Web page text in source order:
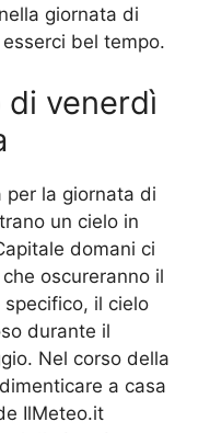
giornata di
bel tempo.
di venerdì
per la giornata di
un cielo in
domani ci
oscureranno il
il cielo
durante il
Nel corso della
a casa
IlMeteo.it